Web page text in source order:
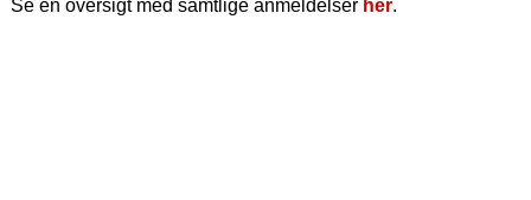
Se en oversigt med samtlige anmeldelser her.